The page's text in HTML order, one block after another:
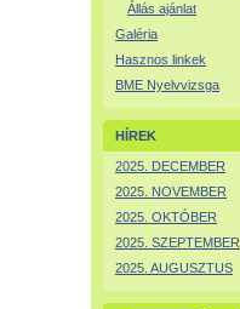
Állás ajánlat
Galéria
Hasznos linkek
BME Nyelvvizsga
HÍREK
2025. DECEMBER
2025. NOVEMBER
2025. OKTÓBER
2025. SZEPTEMBER
2025. AUGUSZTUS